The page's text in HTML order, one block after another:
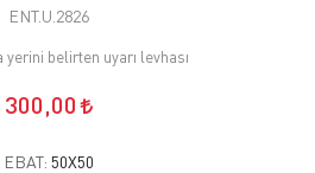
ENT.U.2826
belirten uyarı levhası
300,00
EBAT: 50X50